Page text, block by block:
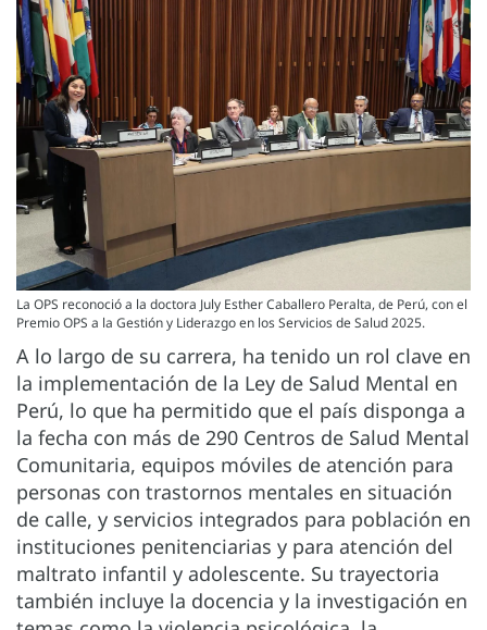
La OPS reconoció a la doctora July Esther Caballero Peralta, de Perú, con el
Premio OPS a la Gestión y Liderazgo en los Servicios de Salud 2025.
A lo largo de su carrera, ha tenido un rol clave en
la implementación de la Ley de Salud Mental en
Perú, lo que ha permitido que el país disponga a
la fecha con más de 290 Centros de Salud Mental
Comunitaria, equipos móviles de atención para
personas con trastornos mentales en situación
de calle, y servicios integrados para población en
instituciones penitenciarias y para atención del
maltrato infantil y adolescente. Su trayectoria
también incluye la docencia y la investigación en